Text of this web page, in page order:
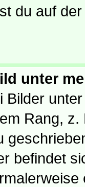
du auf
unter
Bilder
Rang,
befindet